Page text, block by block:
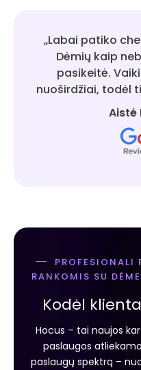
„Labai patiko
Dėmių kaip
pasikeitė.
nuoširdžiai, todėl
Aistė
PROFESIONALI
RANKOMIS SU
Kodėl
Hocus – tai naujos
paslaugos
paslaugų spektrą –